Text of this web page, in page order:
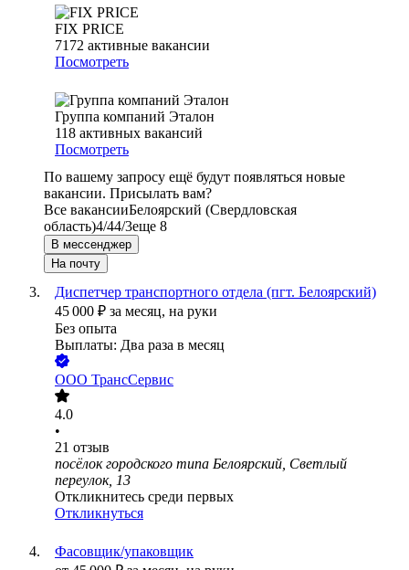
FIX PRICE
7172 активные вакансии
Посмотреть
Группа компаний Эталон
118 активных вакансий
Посмотреть
По вашему запросу ещё будут появляться новые
вакансии. Присылать вам?
Все вакансииБелоярский (Свердловская
область)4/44/3еще 8
В мессенджер
На почту
Диспетчер транспортного отдела (пгт. Белоярский)
45 000 ₽ за месяц, на руки
Без опыта
Выплаты: Два раза в месяц
ООО ТрансСервис
4.0
•
21 отзыв
посёлок городского типа Белоярский, Светлый
переулок, 13
Откликнитесь среди первых
Откликнуться
Фасовщик/упаковщик